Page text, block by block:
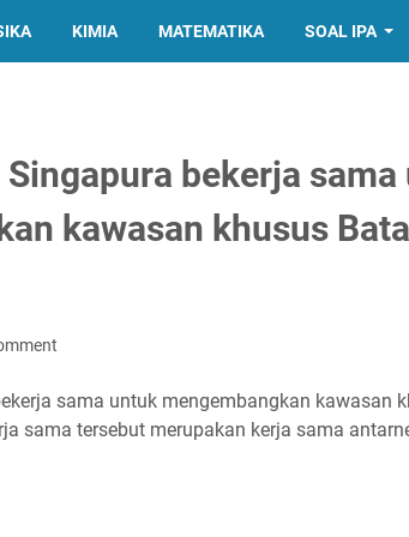
KIMIA MATEMATIKA SOAL IPA
bekerja
kawasan khusus
sama untuk mengembangkan kawasan
sama tersebut merupakan kerja sama